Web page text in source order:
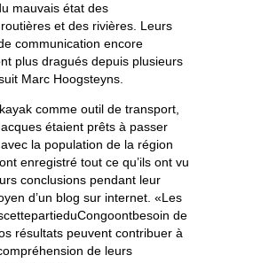
mauvais état des
et des rivières. Leurs
communication encore
plus dragués depuis plusieurs
Marc Hoogsteyns.
comme outil de transport,
étaient prêts à passer
la population de la région
enregistré tout ce qu’ils ont vu
conclusions pendant leur
d’un blog sur internet. «Les
de
résultats peuvent contribuer à
de leurs